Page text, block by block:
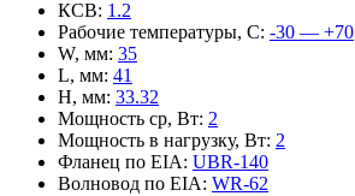
КСВ: 1.2
Рабочие температуры, С: -30 — +70
W, мм: 35
L, мм: 41
H, мм: 33.32
Мощность ср, Вт: 2
Мощность в нагрузку, Вт: 2
Фланец по EIA: UBR-140
Волновод по EIA: WR-62